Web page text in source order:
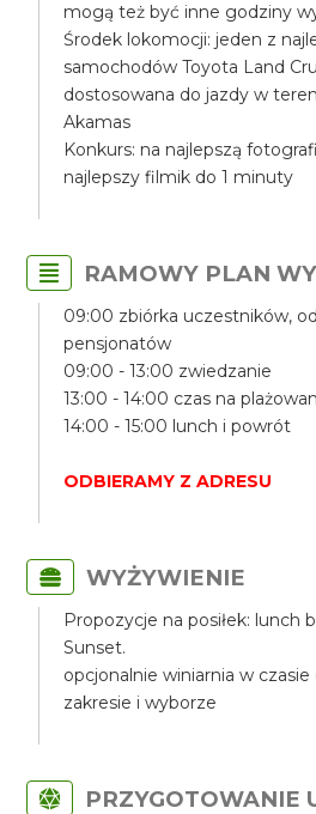
mogą też być inne godziny
Środek lokomocji: jeden z
samochodów Toyota Land
dostosowana do jazdy w
Akamas
Konkurs: na najlepszą
najlepszy filmik do 1 minuty
RAMOWY PLAN
09:00 zbiórka uczestników,
pensjonatów
09:00 - 13:00 zwiedzanie
13:00 - 14:00 czas na
14:00 - 15:00 lunch i powrót
ODBIERAMY Z ADRESU
WYŻYWIENIE
Propozycje na posiłek: lunch
Sunset.
opcjonalnie winiarnia w czasie
zakresie i wyborze
PRZYGOTOWANIE